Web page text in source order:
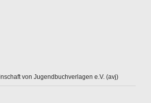
von Jugendbuchverlagen e.V. (avj)